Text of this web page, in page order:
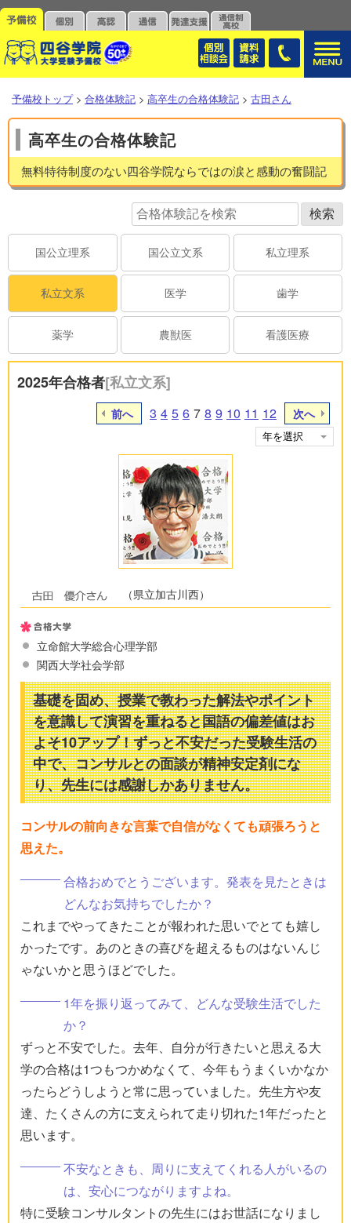
予備校トップ > 合格体験記 > 高卒生の合格体験記 > 古田さん
高卒生の合格体験記
無料特待制度のない四谷学院ならではの涙と感動の奮闘記
国公立理系 国公立文系 私立理系
私立文系 医学 歯学
薬学 農獣医 看護医療
2025年合格者[私立文系]
前へ 3 4 5 6 7 8 9 10 11 12 次へ
（県立加古川西）
立命館大学総合心理学部
関西大学社会学部
基礎を固め、授業で教わった解法やポイント
を意識して演習を重ねると国語の偏差値はお
よそ10アップ！ずっと不安だった受験生活の
中で、コンサルとの面談が精神安定剤にな
り、先生には感謝しかありません。
コンサルの前向きな言葉で自信がなくても頑張ろうと
思えた。
合格おめでとうございます。発表を見たときは
どんなお気持ちでしたか？
これまでやってきたことが報われた思いでとても嬉し
かったです。あのときの喜びを超えるものはないんじ
ゃないかと思うほどでした。
1年を振り返ってみて、どんな受験生活でした
か？
ずっと不安でした。去年、自分が行きたいと思える大
学の合格は1つもつかめなくて、今年もうまくいかなか
ったらどうしようと常に思っていました。先生方や友
達、たくさんの方に支えられて走り切れた1年だったと
思います。
不安なときも、周りに支えてくれる人がいるの
は、安心につながりますよね。
特に受験コンサルタントの先生にはお世話になりまし